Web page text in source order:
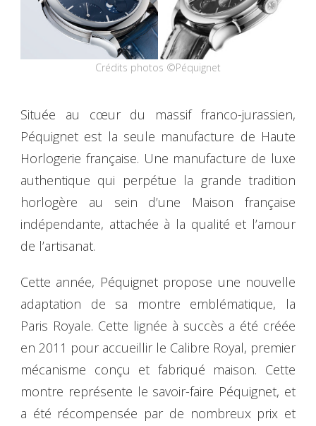
Crédits photos ©Péquignet
Située au cœur du massif franco-jurassien,
Péquignet est la seule manufacture de Haute
Horlogerie française. Une manufacture de luxe
authentique qui perpétue la grande tradition
horlogère au sein d’une Maison française
indépendante, attachée à la qualité et l’amour
de l’artisanat.
Cette année, Péquignet propose une nouvelle
adaptation de sa montre emblématique, la
Paris Royale. Cette lignée à succès a été créée
en 2011 pour accueillir le Calibre Royal, premier
mécanisme conçu et fabriqué maison. Cette
montre représente le savoir-faire Péquignet, et
a été récompensée par de nombreux prix et